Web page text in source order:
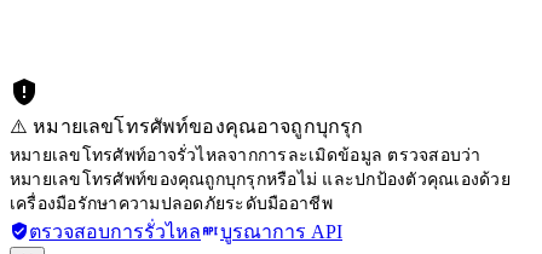
⚠️ หมายเลขโทรศัพท์ของคุณอาจถูกบุกรุก
หมายเลขโทรศัพท์อาจรั่วไหลจากการละเมิดข้อมูล ตรวจสอบว่า
หมายเลขโทรศัพท์ของคุณถูกบุกรุกหรือไม่ และปกป้องตัวคุณเองด้วย
เครื่องมือรักษาความปลอดภัยระดับมืออาชีพ
ตรวจสอบการรั่วไหล บูรณาการ API